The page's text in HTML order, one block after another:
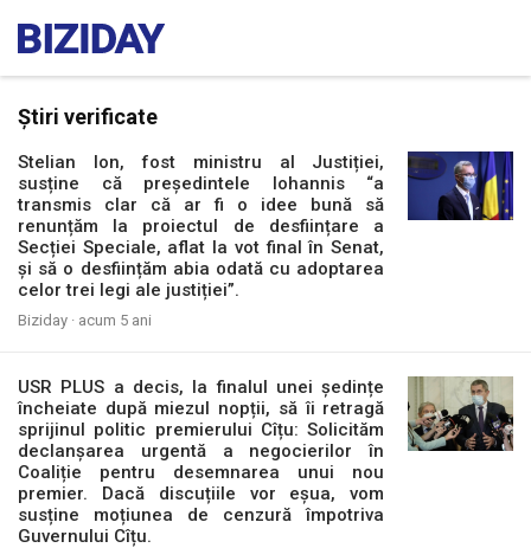
Știri verificate
Stelian Ion, fost ministru al Justiției,
susține că președintele Iohannis “a
transmis clar că ar fi o idee bună să
renunțăm la proiectul de desființare a
Secției Speciale, aflat la vot final în Senat,
și să o desființăm abia odată cu adoptarea
celor trei legi ale justiției”.
Biziday · acum 5 ani
USR PLUS a decis, la finalul unei ședințe
încheiate după miezul nopții, să îi retragă
sprijinul politic premierului Cîțu: Solicităm
declanșarea urgentă a negocierilor în
Coaliție pentru desemnarea unui nou
premier. Dacă discuțiile vor eșua, vom
susține moțiunea de cenzură împotriva
Guvernului Cîțu.